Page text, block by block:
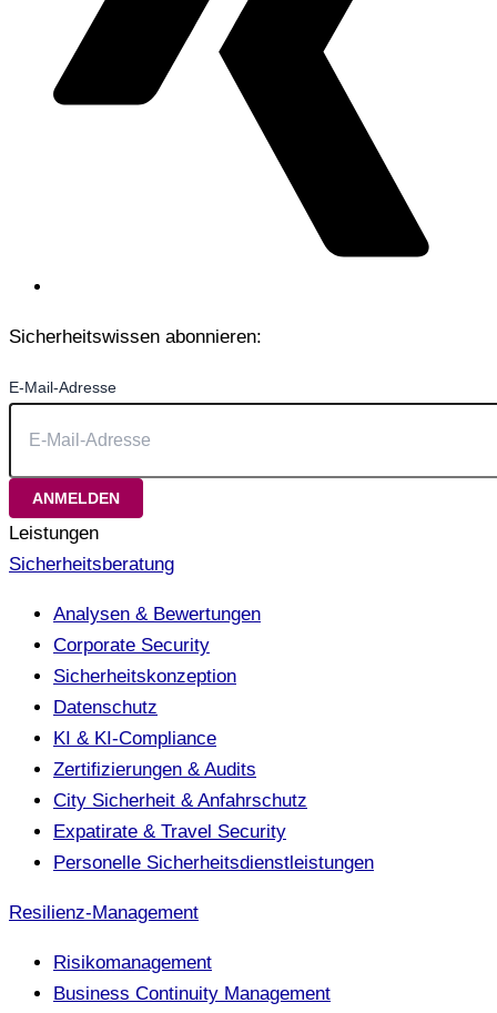
Sicherheitswissen abonnieren:
E-Mail-Adresse
Leistungen
Sicherheitsberatung
Analysen & Bewertungen
Corporate Security
Sicherheitskonzeption
Datenschutz
KI & KI-Compliance
Zertifizierungen & Audits
City Sicherheit & Anfahrschutz
Expatirate & Travel Security
Personelle Sicherheitsdienstleistungen
Resilienz-Management
Risikomanagement
Business Continuity Management